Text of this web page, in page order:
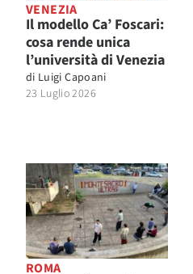
VENEZIA
Il modello Ca’ Foscari:
cosa rende unica
l’università di Venezia
di Luigi Capoani
23 Luglio 2026
ROMA